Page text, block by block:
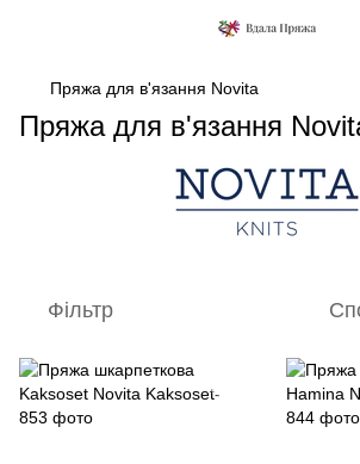
Пряжа для в'язання Novita
Пряжа для в'язання
Фільтр